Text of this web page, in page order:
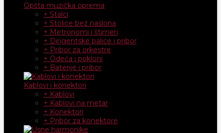
Opšta muzička oprema
+ Stalci
+ Stolice bez naslona
+ Metronomi i štimeri
+ Dirigentske palice i pribor
+ Pribor za orkestre
+ Odeća i pokloni
+ Baterije i pribor
Kablovi i konektori
+ Kablovi
+ Kablovi na metar
+ Konektori
+ Pribor za konektore